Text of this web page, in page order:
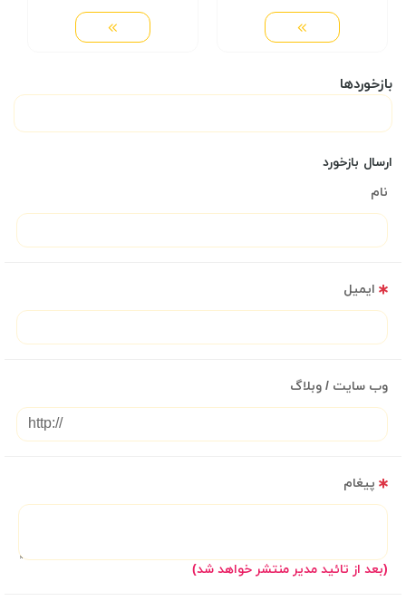
بازخوردها
ارسال بازخورد
نام
ایمیل
وب سایت / وبلاگ
پیغام
(بعد از تائید مدیر منتشر خواهد شد)